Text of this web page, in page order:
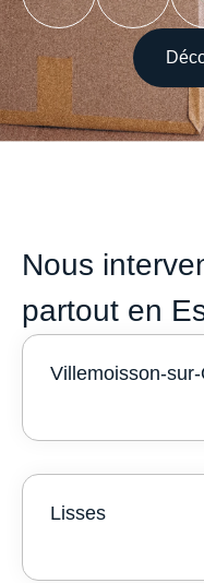
Nous
partout en
Villemoisson-
Lisses